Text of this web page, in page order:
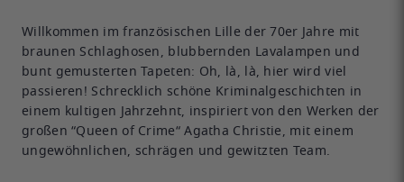
Willkommen im französischen Lille der 70er Jahre mit
braunen Schlaghosen, blubbernden Lavalampen und
bunt gemusterten Tapeten: Oh, là, là, hier wird viel
passieren! Schrecklich schöne Kriminalgeschichten in
einem kultigen Jahrzehnt, inspiriert von den Werken der
großen “Queen of Crime“ Agatha Christie, mit einem
ungewöhnlichen, schrägen und gewitzten Team.